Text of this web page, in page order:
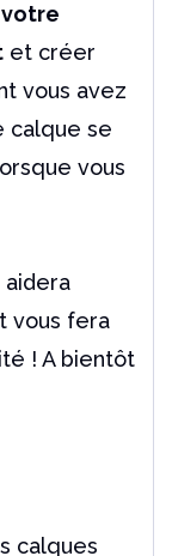
et créer
vous avez
calque se
vous
aidera
vous fera
! A bientôt
calques